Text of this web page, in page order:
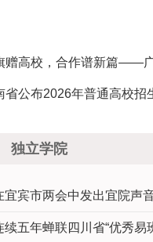
赠高校，合作谱新篇——
广州商学院艺术设计学院
省公布2026年普通高校招
独立学院
宜宾市两会中发出宜院声
五年蝉联四川省“优秀易